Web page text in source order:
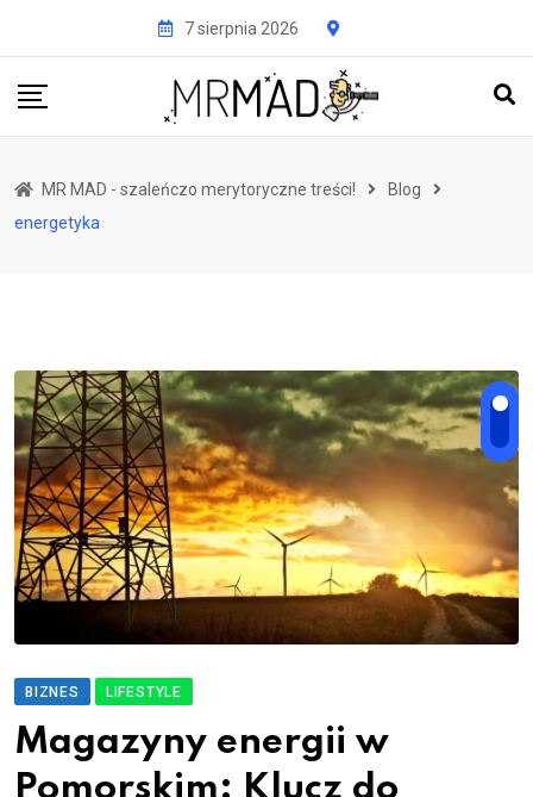
treści
7 sierpnia 2026
MR MAD - szaleńczo merytoryczne treści!
Blog
energetyka
BIZNES LIFESTYLE
Magazyny energii w
Pomorskim: Klucz do